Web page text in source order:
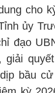
cho
ủy
đạo
giải
bầu